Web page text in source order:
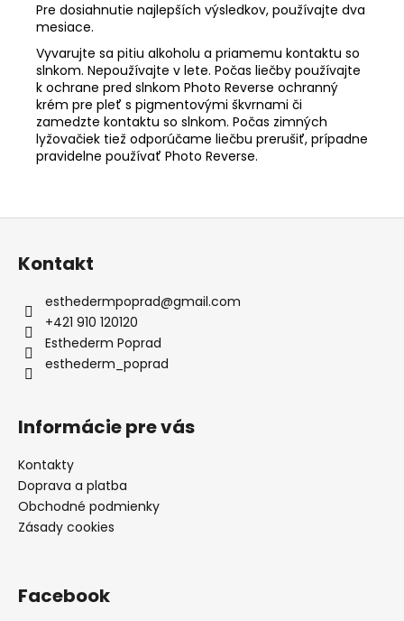
Pre dosiahnutie najlepších výsledkov, používajte dva
mesiace.
Vyvarujte sa pitiu alkoholu a priamemu kontaktu so
slnkom. Nepoužívajte v lete. Počas liečby používajte
k ochrane pred slnkom Photo Reverse ochranný
krém pre pleť s pigmentovými škvrnami či
zamedzte kontaktu so slnkom. Počas zimných
lyžovačiek tiež odporúčame liečbu prerušiť, prípadne
pravidelne používať Photo Reverse.
Kontakt
esthedermpoprad@gmail.com
+421 910 120120
Esthederm Poprad
esthederm_poprad
Informácie pre vás
Kontakty
Doprava a platba
Obchodné podmienky
Zásady cookies
Facebook